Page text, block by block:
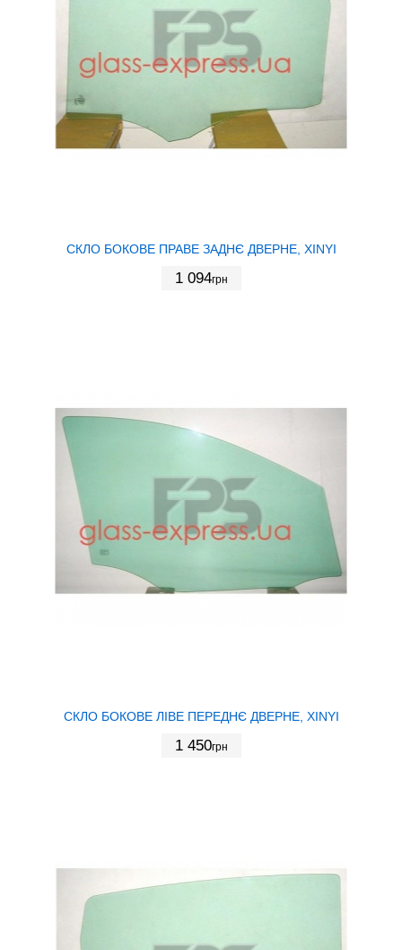
СКЛО БОКОВЕ ПРАВЕ ЗАДНЄ ДВЕРНЕ, XINYI
1 094грн
СКЛО БОКОВЕ ЛІВЕ ПЕРЕДНЄ ДВЕРНЕ, XINYI
1 450грн